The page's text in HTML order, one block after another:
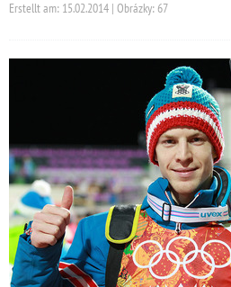
Erstellt am: 15.02.2014 | Obrázky: 67